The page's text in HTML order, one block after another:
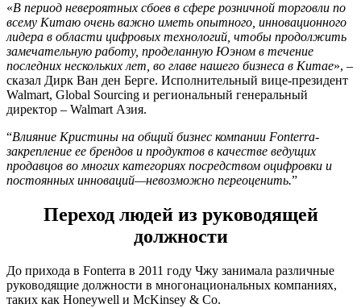
«В период невероятных сбоев в сфере розничной торговли по
всему Китаю очень важно иметь опытного, инновационного
лидера в области цифровых технологий, чтобы продолжить
замечательную работу, проделанную Юэном в течение
последних нескольких лет, во главе нашего бизнеса в Китае», –
сказал Дирк Ван ден Берге. Исполнительный вице-президент
Walmart, Global Sourcing и региональный генеральный
директор – Walmart Азия.
“Влияние Кристины на общий бизнес компании Fonterra-
закрепление ее брендов и продуктов в качестве ведущих
продавцов во многих категориях посредством оцифровки и
постоянных инноваций—невозможно переоценить.”
Переход людей из руководящей
должности
До прихода в Fonterra в 2011 году Чжу занимала различные
руководящие должности в многонациональных компаниях,
таких как Honeywell и McKinsey & Co.